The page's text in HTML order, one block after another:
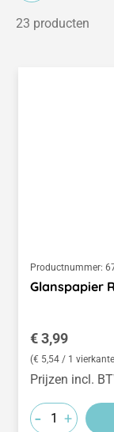
23 producten
Productnummer:
Glanspapier
Normale prijs:
€ 3,99
(€ 5,54 / 1
Prijzen incl.
- +